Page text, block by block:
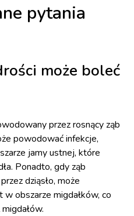
pytania
może boleć
przez rosnący ząb
powodować infekcje,
jamy ustnej, które
Ponadto, gdy ząb
dziąsło, może
obszarze migdałków, co